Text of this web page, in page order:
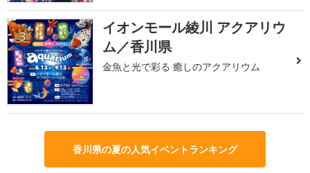
3
イオンモール綾川 アクアリウ
ム／香川県
金魚と光で彩る 癒しのアクアリウム
香川県の夏の人気イベントランキング